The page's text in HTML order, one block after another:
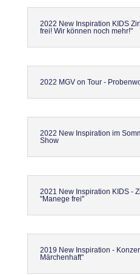
2022 New Inspiration KIDS
frei! Wir können noch mehr!"
2022 MGV on Tour -
2022 New Inspiration im
Show
2021 New Inspiration KIDS -
"Manege frei"
2019 New Inspiration -
Märchenhaft"